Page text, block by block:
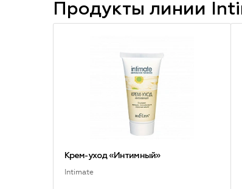
Продукты линии
Крем-уход «Интимный»
Intimate